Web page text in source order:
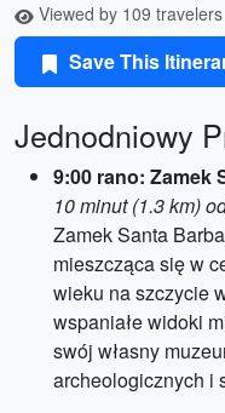
Viewed by 109 travelers
Save This
Jednodniowy
9:00 rano: Zamek
10 minut (1.3 km)
Zamek Santa
mieszcząca się w
wieku na szczycie
wspaniałe widoki
swój własny
archeologicznych i